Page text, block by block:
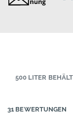
500 LITER
31 BEWERTUNGEN